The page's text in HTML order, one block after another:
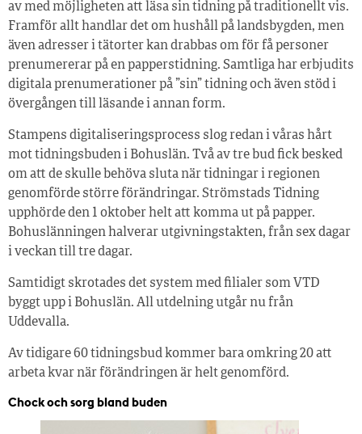
av med möjligheten att läsa sin tidning på traditionellt vis.
Framför allt handlar det om hushåll på landsbygden, men
även adresser i tätorter kan drabbas om för få personer
prenumererar på en papperstidning. Samtliga har erbjudits
digitala prenumerationer på ”sin” tidning och även stöd i
övergången till läsande i annan form.
Stampens digitaliseringsprocess slog redan i våras hårt
mot tidningsbuden i Bohuslän. Två av tre bud fick besked
om att de skulle behöva sluta när tidningar i regionen
genomförde större förändringar. Strömstads Tidning
upphörde den 1 oktober helt att komma ut på papper.
Bohuslänningen halverar utgivningstakten, från sex dagar
i veckan till tre dagar.
Samtidigt skrotades det system med filialer som VTD
byggt upp i Bohuslän. All utdelning utgår nu från
Uddevalla.
Av tidigare 60 tidningsbud kommer bara omkring 20 att
arbeta kvar när förändringen är helt genomförd.
Chock och sorg bland buden